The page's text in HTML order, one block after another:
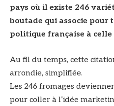
pays où il existe 246
boutade qui associe pour
politique française à celle
Au fil du temps, cette
arrondie, simplifiée.
Les 246 fromages
pour coller à l’idée